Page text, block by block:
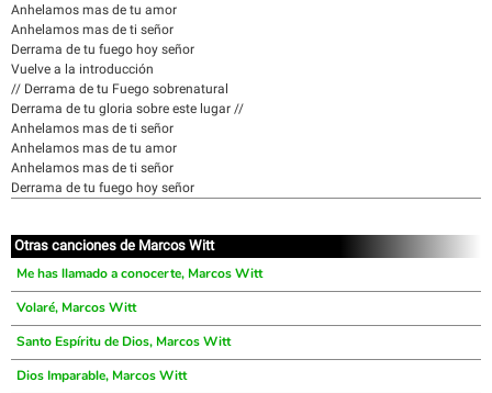
Anhelamos mas de tu amor
Anhelamos mas de ti señor
Derrama de tu fuego hoy señor
Vuelve a la introducción
// Derrama de tu Fuego sobrenatural
Derrama de tu gloria sobre este lugar //
Anhelamos mas de ti señor
Anhelamos mas de tu amor
Anhelamos mas de ti señor
Derrama de tu fuego hoy señor
Otras canciones de Marcos Witt
Me has llamado a conocerte, Marcos Witt
Volaré, Marcos Witt
Santo Espíritu de Dios, Marcos Witt
Dios Imparable, Marcos Witt